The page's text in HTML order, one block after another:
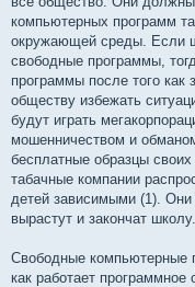
компьютерных программ
окружающей среды. Если
свободные программы,
программы после того
обществу избежать
будут играть
мошенничеством и
бесплатные образцы
табачные компании
детей зависимыми (1). Они
вырастут и закончат школу.
Свободные компьютерные
как работает